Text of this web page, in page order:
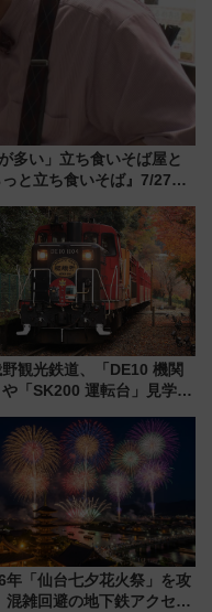
多い」立ち食いそば屋と
と立ち食いそば』7/27夜
観光鉄道、「DE10 機関
「SK200 運転台」見学ツ
一環で激レア体験できちゃ
も 参加方法やスケジュール
紹介
年「仙台七夕花火祭」を攻
混雑回避の地下鉄アクセス